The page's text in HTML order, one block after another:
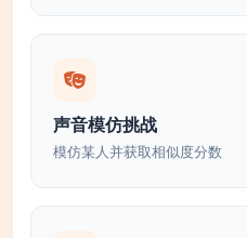
声音模仿挑战
模仿某人并获取相似度分数